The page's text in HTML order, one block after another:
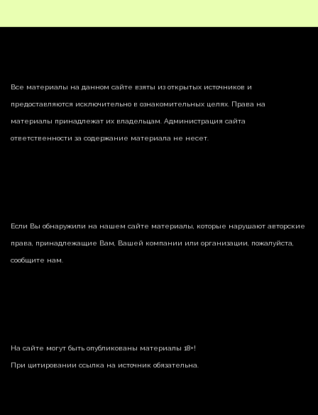
Все материалы на данном сайте взяты из открытых источников и
предоставляются исключительно в ознакомительных целях. Права на
материалы принадлежат их владельцам. Администрация сайта
ответственности за содержание материала не несет.
Если Вы обнаружили на нашем сайте материалы, которые нарушают авторские
права, принадлежащие Вам, Вашей компании или организации, пожалуйста,
сообщите нам.
На сайте могут быть опубликованы материалы 18+!
При цитировании ссылка на источник обязательна.